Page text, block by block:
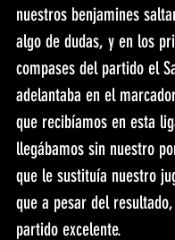
nuestros benjamines
algo de dudas, y en los
compases del partido el
adelantaba en el
que recibíamos en esta
llegábamos sin nuestro
que le sustituía nuestro
que a pesar del
partido excelente.